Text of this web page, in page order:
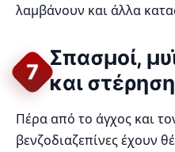
λαμβάνουν και άλλα
7
Σπασμοί,
και
Πέρα από το άγχος και
βενζοδιαζεπίνες έχουν